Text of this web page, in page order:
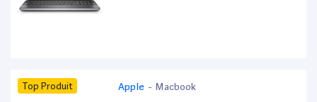
Top Produit Apple - Macbook